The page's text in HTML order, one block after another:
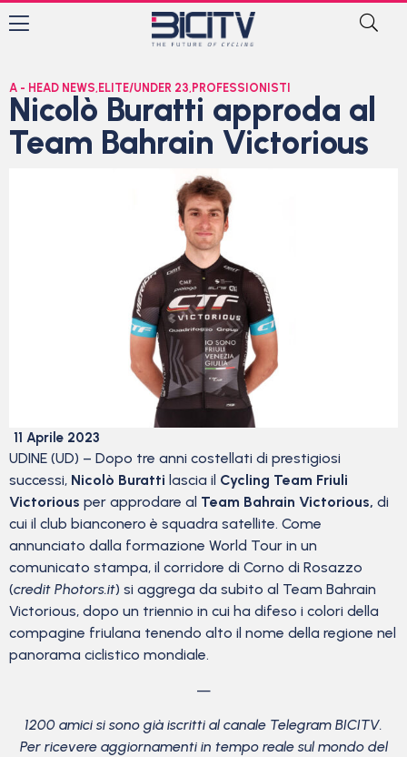
A - HEAD NEWS, ELITE/UNDER 23, PROFESSIONISTI
Nicolò Buratti approda al
Team Bahrain Victorious
11 Aprile 2023
UDINE (UD) – Dopo tre anni costellati di prestigiosi
successi, Nicolò Buratti lascia il Cycling Team Friuli
Victorious per approdare al Team Bahrain Victorious, di
cui il club bianconero è squadra satellite. Come
annunciato dalla formazione World Tour in un
comunicato stampa, il corridore di Corno di Rosazzo
(credit Photors.it) si aggrega da subito al Team Bahrain
Victorious, dopo un triennio in cui ha difeso i colori della
compagine friulana tenendo alto il nome della regione nel
panorama ciclistico mondiale.
—
1200 amici si sono già iscritti al canale Telegram BICITV.
Per ricevere aggiornamenti in tempo reale sul mondo del